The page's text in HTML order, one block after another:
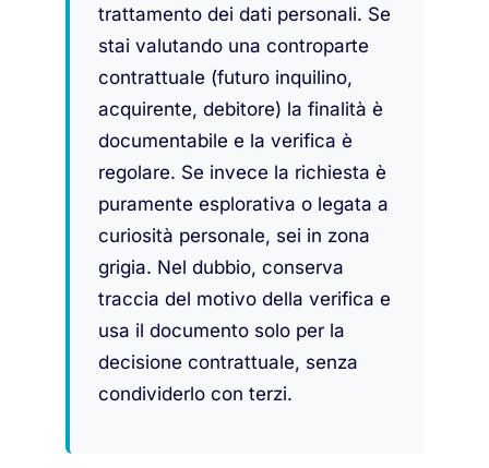
trattamento dei dati personali. Se
stai valutando una controparte
contrattuale (futuro inquilino,
acquirente, debitore) la finalità è
documentabile e la verifica è
regolare. Se invece la richiesta è
puramente esplorativa o legata a
curiosità personale, sei in zona
grigia. Nel dubbio, conserva
traccia del motivo della verifica e
usa il documento solo per la
decisione contrattuale, senza
condividerlo con terzi.